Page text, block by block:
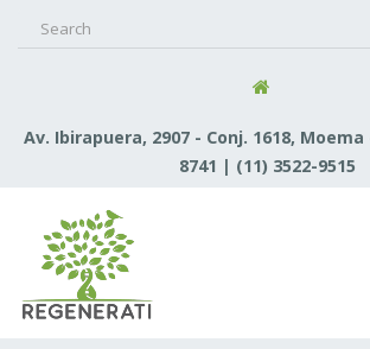
Av. Ibirapuera, 2907 - Conj. 1618, Moema
8741 | (11) 3522-9515